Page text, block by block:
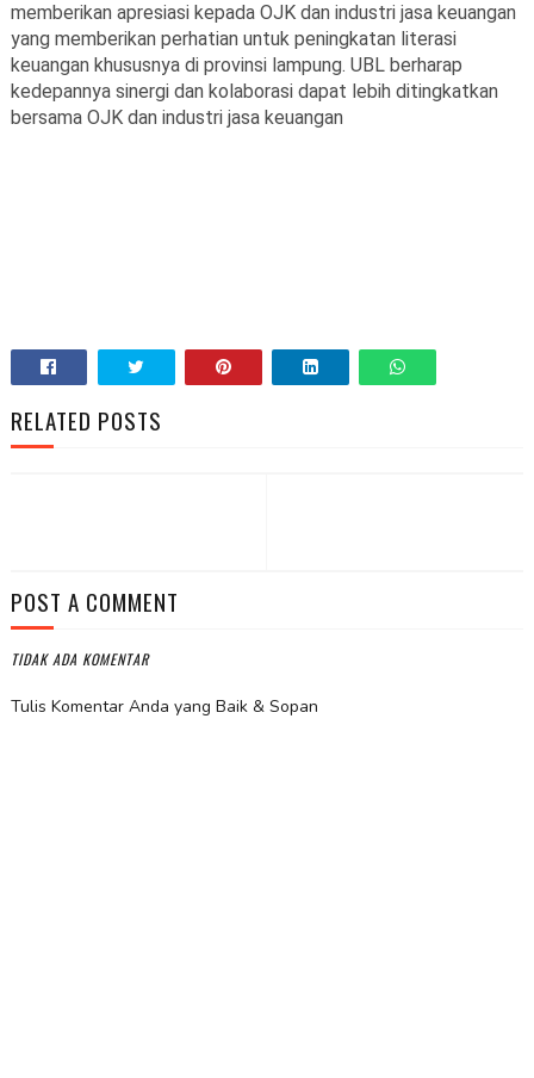
memberikan apresiasi kepada OJK dan industri jasa keuangan
yang memberikan perhatian untuk peningkatan literasi
keuangan khususnya di provinsi lampung. UBL berharap
kedepannya sinergi dan kolaborasi dapat lebih ditingkatkan
bersama OJK dan industri jasa keuangan
RELATED POSTS
POST A COMMENT
TIDAK ADA KOMENTAR
Tulis Komentar Anda yang Baik & Sopan